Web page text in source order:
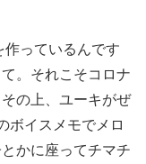
っているんです
。それこそコロナ
の上、ユーキがぜ
ボイスメモでメロ
かに座ってチマチ